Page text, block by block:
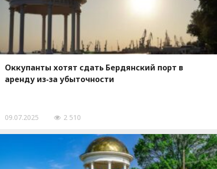
Оккупанты хотят сдать Бердянский порт в
аренду из-за убыточности
09.07.2025 2 510